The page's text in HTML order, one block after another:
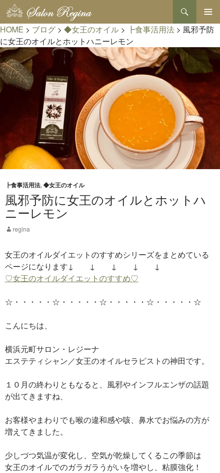
検
索
メインメ
ニュー
ン
ン
ツ
へ
ス
キ
ッ
プ
HOME > ブログ > ◆女王のオイル > ┣食事活用法 > 風邪予防
に女王のオイルとホットハニーレモン
┣食事活用法,◆女王のオイル
風邪予防に女王のオイルとホットハ
ニーレモン
regina
女王のオイルダイエットのすすめシリーズをまとめている
ページになります↓ ↓ ↓ ↓ ↓
♡女王のオイルダイエットのすすめ♡
☆・・・・・☆・・・・・☆・・・・・☆・・・・・☆
こんにちは、
横浜元町サロン・レジーナ
エステティシャン／女王のオイルセラピストの神田です。
１０月の終わりともなると、風邪やインフルエンザの話題
が出てきますね、
お客様やまわりでも喉の違和感や咳、鼻水でお悩みの方が
増えてきました。
少しづつ気温が変化し、空気が乾燥してくるこの季節は
女王のオイルでのガラガラうがいを増やし、粘膜強化！